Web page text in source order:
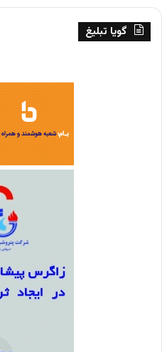
گویا تبلیغ